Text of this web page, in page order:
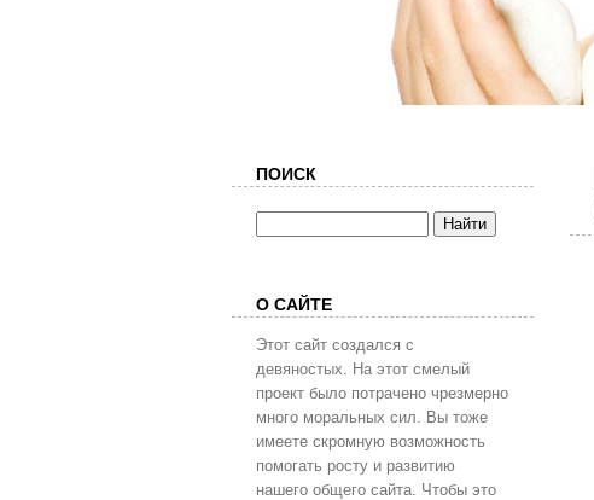
ПОИСК
О САЙТЕ
Этот сайт создался с
девяностых. На этот смелый
проект было потрачено чрезмерно
много моральных сил. Вы тоже
имеете скромную возможность
помогать росту и развитию
нашего общего сайта. Чтобы это